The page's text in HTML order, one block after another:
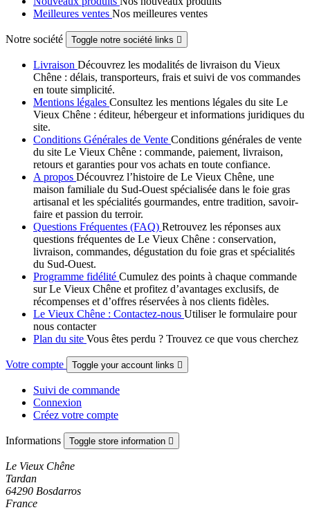
Meilleures ventes Nos meilleures ventes
Notre société Toggle notre société links 
Livraison Découvrez les modalités de livraison du Vieux
Chêne : délais, transporteurs, frais et suivi de vos commandes
en toute simplicité.
Mentions légales Consultez les mentions légales du site Le
Vieux Chêne : éditeur, hébergeur et informations juridiques du
site.
Conditions Générales de Vente Conditions générales de vente
du site Le Vieux Chêne : commande, paiement, livraison,
retours et garanties pour vos achats en toute confiance.
A propos Découvrez l’histoire de Le Vieux Chêne, une
maison familiale du Sud-Ouest spécialisée dans le foie gras
artisanal et les spécialités gourmandes, entre tradition, savoir-
faire et passion du terroir.
Questions Fréquentes (FAQ) Retrouvez les réponses aux
questions fréquentes de Le Vieux Chêne : conservation,
livraison, commandes, dégustation du foie gras et spécialités
du Sud-Ouest.
Programme fidélité Cumulez des points à chaque commande
sur Le Vieux Chêne et profitez d’avantages exclusifs, de
récompenses et d’offres réservées à nos clients fidèles.
Le Vieux Chêne : Contactez-nous Utiliser le formulaire pour
nous contacter
Plan du site Vous êtes perdu ? Trouvez ce que vous cherchez
Votre compte Toggle your account links 
Suivi de commande
Connexion
Créez votre compte
Informations Toggle store information 
Le Vieux Chêne
Tardan
64290 Bosdarros
France